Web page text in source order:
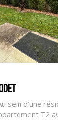
sein d'une
T2